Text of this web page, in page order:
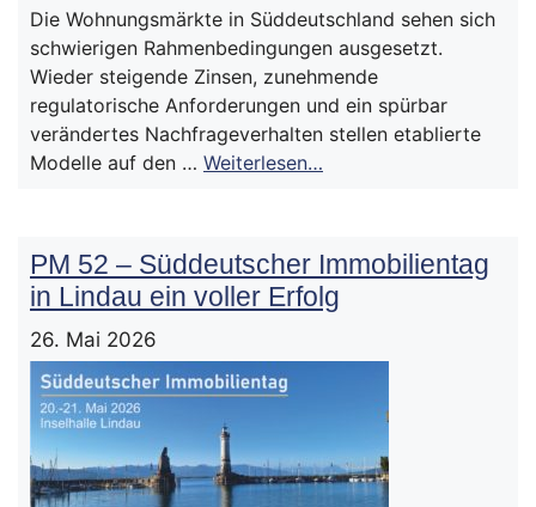
Die Wohnungsmärkte in Süddeutschland sehen sich
schwierigen Rahmenbedingungen ausgesetzt.
Wieder steigende Zinsen, zunehmende
regulatorische Anforderungen und ein spürbar
verändertes Nachfrageverhalten stellen etablierte
Modelle auf den … Weiterlesen…
PM 52 – Süddeutscher Immobilientag
in Lindau ein voller Erfolg
26. Mai 2026